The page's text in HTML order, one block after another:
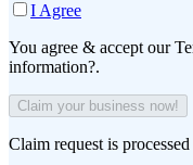
I Agree
You agree & accept our
information?.
Claim request is